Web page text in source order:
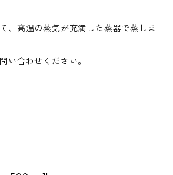
、高温の蒸気が充満した蒸器で蒸しま
い合わせください。